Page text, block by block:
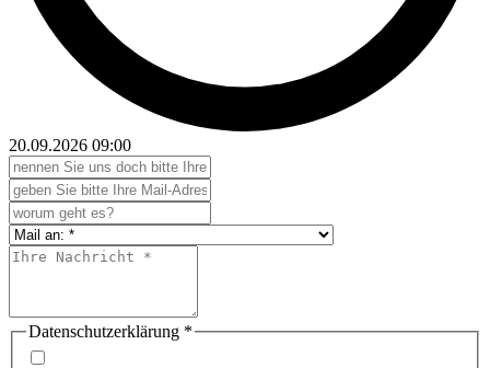
20.09.2026 09:00
Datenschutzerklärung *